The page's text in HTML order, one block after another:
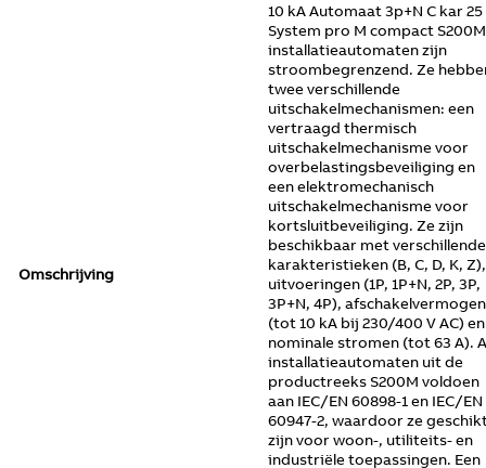
Omschrijving
10 kA Automaat 3p+N C kar 25
System pro M compact S200M
installatieautomaten zijn
stroombegrenzend. Ze
twee verschillende
uitschakelmechanismen: een
vertraagd thermisch
uitschakelmechanisme voor
overbelastingsbeveiliging en
een elektromechanisch
uitschakelmechanisme voor
kortsluitbeveiliging. Ze zijn
beschikbaar met verschillende
karakteristieken (B, C, D, K, Z),
uitvoeringen (1P, 1P+N, 2P, 3P,
3P+N, 4P),
(tot 10 kA bij 230/400 V AC) en
nominale stromen (tot 63 A).
installatieautomaten uit de
productreeks S200M voldoen
aan IEC/EN 60898-1 en IEC/EN
60947-2, waardoor ze
zijn voor woon-, utiliteits- en
industriële toepassingen. Een